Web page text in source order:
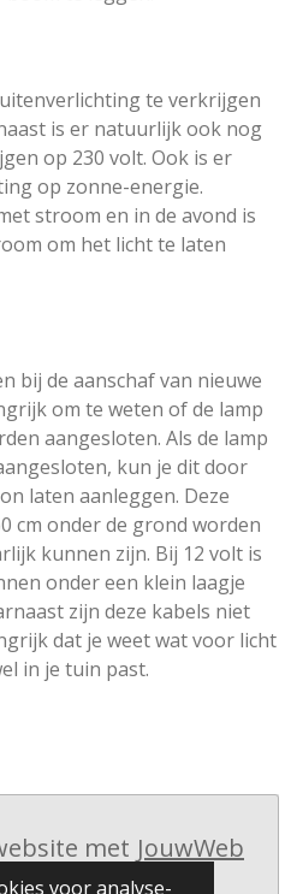
voor analyse-
te verkrijgen
is er natuurlijk ook nog
op 230 volt. Ook is er
op zonne-energie.
stroom en in de avond is
om het licht te laten
bij de aanschaf van nieuwe
om te weten of de lamp
aangesloten. Als de lamp
kun je dit door
laten aanleggen. Deze
cm onder de grond worden
kunnen zijn. Bij 12 volt is
onder een klein laagje
zijn deze kabels niet
dat je weet wat voor licht
in je tuin past.
met JouwWeb